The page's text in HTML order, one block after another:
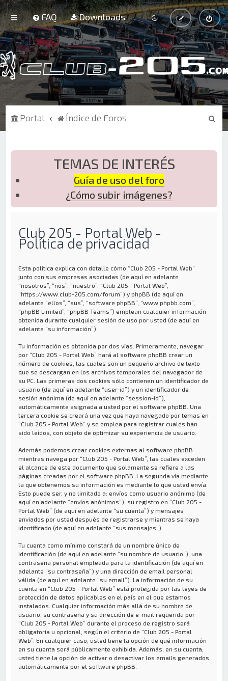
FAQ Downloads
Portal Índice de Foros
B
TEMAS DE INTERÉS
Guía de uso del foro
¿Cómo subir imágenes?
Club 205 - Portal Web -
Política de privacidad
Esta política explica con detalle cómo “Club 205 - Portal Web”
junto con sus empresas asociadas (de aquí en adelante
“nosotros”, “nos”, “nuestro”, “Club 205 - Portal Web”,
“https://www.club-205.com/forum”) y phpBB (de aquí en
adelante “ellos”, “sus”, “software phpBB”, “www.phpbb.com”,
“phpBB Limited”, “phpBB Teams”) emplean cualquier información
obtenida durante cualquier sesión de uso por usted (de aquí en
adelante “su información”).
Tu información es obtenida por dos vías. Primeramente, navegar
por “Club 205 - Portal Web” hará al software phpBB crear un
número de cookies, las cuales son un pequeño archivo de texto
que se descargan en los archivos temporales del navegador de
su PC. Las primeras dos cookies sólo contienen un identificador de
usuario (de aquí en adelante “user-id”) y un identificador de
sesión anónima (de aquí en adelante “session-id”),
automáticamente asignada a usted por el software phpBB. Una
tercera cookie se creará una vez que haya navegado por temas en
“Club 205 - Portal Web” y se emplea para registrar cuales han
sido leídos, con objeto de optimizar su experiencia de usuario.
Además podemos crear cookies externas al software phpBB
mientras navega por “Club 205 - Portal Web”, las cuales exceden
el alcance de este documento que solamente se refiere a las
páginas creadas por el software phpBB. La segunda vía mediante
la que obtenemos su información es mediante lo que usted envía.
Esto puede ser, y no limitado a: envíos como usuario anónimo (de
aquí en adelante “envíos anónimos”), su registro en “Club 205 -
Portal Web” (de aquí en adelante “su cuenta”) y mensajes
enviados por usted después de registrarse y mientras se haya
identificado (de aquí en adelante “sus mensajes”).
Tu cuenta como mínimo constará de un nombre único de
identificación (de aquí en adelante “su nombre de usuario”), una
contraseña personal empleada para la identificación (de aquí en
adelante “su contraseña”) y una dirección de email personal
válida (de aquí en adelante “su email”). La información de su
cuenta en “Club 205 - Portal Web” está protegida por las leyes de
protección de datos aplicables en el país en el que estamos
instalados. Cualquier información más allá de su nombre de
usuario, su contraseña y su dirección de e-mail requerida por
“Club 205 - Portal Web” durante el proceso de registro será
obligatoria u opcional, según el criterio de “Club 205 - Portal
Web”. En cualquier caso, usted tiene la opción de qué información
en su cuenta será públicamente exhibida. Además, en su cuenta,
usted tiene la opción de activar o desactivar los emails generados
automáticamente por el software phpBB.